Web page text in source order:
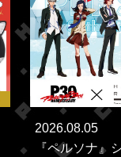
2026.08.05
『ペルソナ』